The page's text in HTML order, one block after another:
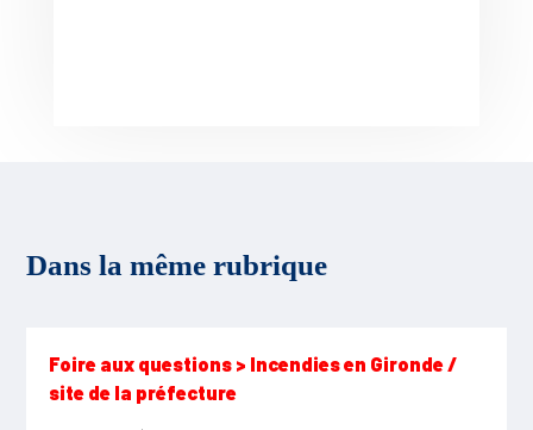
Dans la même rubrique
Foire aux questions > Incendies en Gironde /
site de la préfecture